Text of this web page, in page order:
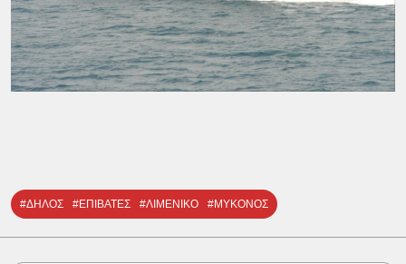
#ΔΗΛΟΣ #ΕΠΙΒΑΤΕΣ #ΛΙΜΕΝΙΚΟ #ΜΥΚΟΝΟΣ